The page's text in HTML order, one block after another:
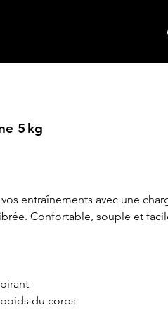
5 kg
entraînements avec une
Confortable, souple et
du corps